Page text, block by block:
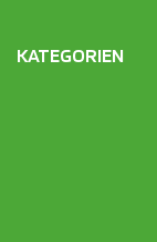
KATEGORIEN